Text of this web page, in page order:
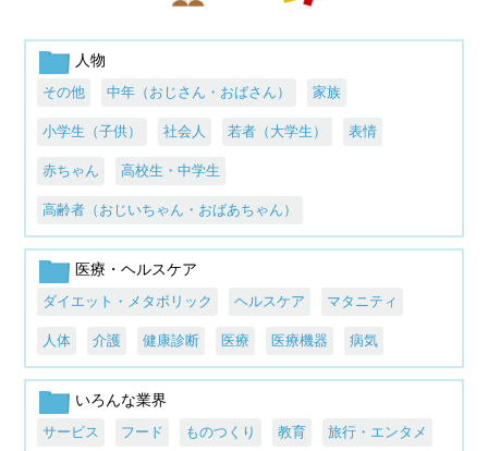
人物
その他 中年（おじさん・おばさん） 家族
小学生（子供） 社会人 若者（大学生） 表情
赤ちゃん 高校生・中学生
高齢者（おじいちゃん・おばあちゃん）
医療・ヘルスケア
ダイエット・メタボリック ヘルスケア マタニティ
人体 介護 健康診断 医療 医療機器 病気
いろんな業界
サービス フード ものつくり 教育 旅行・エンタメ